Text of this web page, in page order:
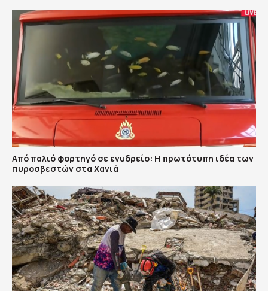
Από παλιό φορτηγό σε ενυδρείο: Η πρωτότυπη ιδέα των
πυροσβεστών στα Χανιά